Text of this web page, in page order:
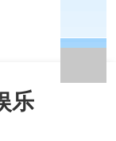
乐